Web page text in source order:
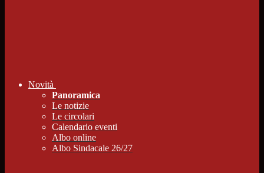
Novità
Panoramica
Le notizie
Le circolari
Calendario eventi
Albo online
Albo Sindacale 26/27